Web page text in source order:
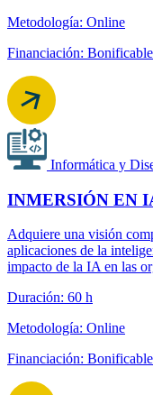
Metodología: Online
Financiación: Bonificable
Informática y
INMERSIÓN EN
Adquiere una visión
aplicaciones de la
impacto de la IA en las
Duración: 60 h
Metodología: Online
Financiación: Bonificable